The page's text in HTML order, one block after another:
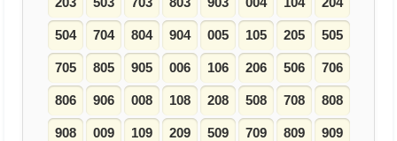
504 704 804 904 005 105 205 505
705 805 905 006 106 206 506 706
806 906 008 108 208 508 708 808
908 009 109 209 509 709 809 909